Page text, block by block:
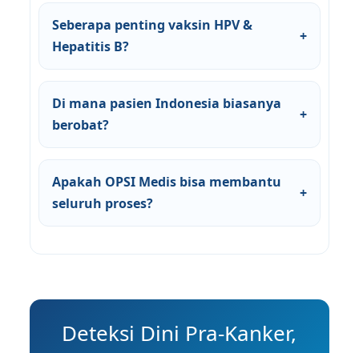
Seberapa penting vaksin HPV &
Hepatitis B?
+
Di mana pasien Indonesia biasanya
berobat?
+
Apakah OPSI Medis bisa membantu
seluruh proses?
+
Deteksi Dini Pra-Kanker,